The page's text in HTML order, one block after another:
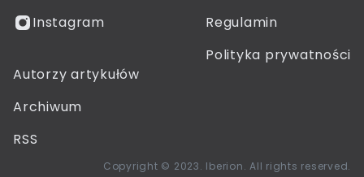
Instagram
Regulamin
Polityka prywatności
Autorzy artykułów
Archiwum
RSS
Copyright © 2023. Iberion. All rights reserved.